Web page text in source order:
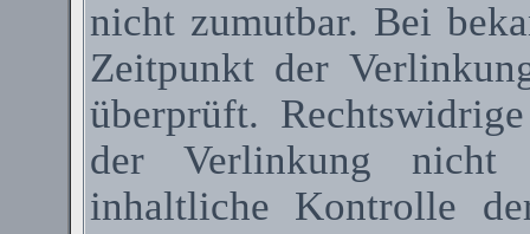
nicht zumutbar. Bei
Zeitpunkt der
überprüft.
der Verlinkung nicht
inhaltliche Kontrolle